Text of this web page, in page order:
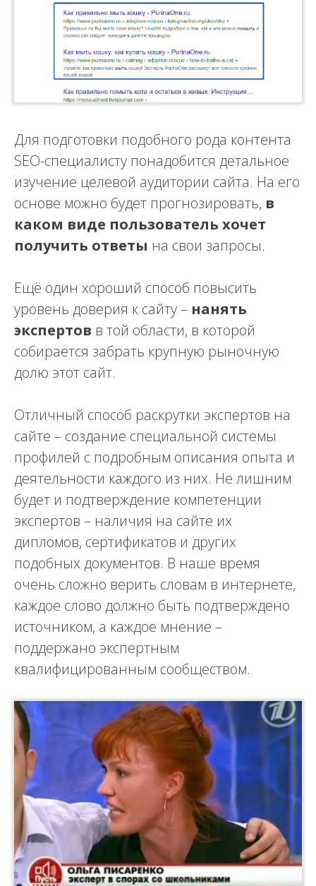
Для подготовки подобного рода контента
SEO-специалисту понадобится детальное
изучение целевой аудитории сайта. На его
основе можно будет прогнозировать, в
каком виде пользователь хочет
получить ответы на свои запросы.
Ещё один хороший способ повысить
уровень доверия к сайту – нанять
экспертов в той области, в которой
собирается забрать крупную рыночную
долю этот сайт.
Отличный способ раскрутки экспертов на
сайте – создание специальной системы
профилей с подробным описания опыта и
деятельности каждого из них. Не лишним
будет и подтверждение компетенции
экспертов – наличия на сайте их
дипломов, сертификатов и других
подобных документов. В наше время
очень сложно верить словам в интернете,
каждое слово должно быть подтверждено
источником, а каждое мнение –
поддержано экспертным
квалифицированным сообществом.